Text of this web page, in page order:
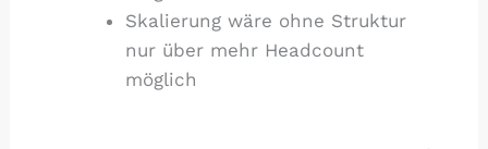
Skalierung wäre ohne Struktur
nur über mehr Headcount
möglich